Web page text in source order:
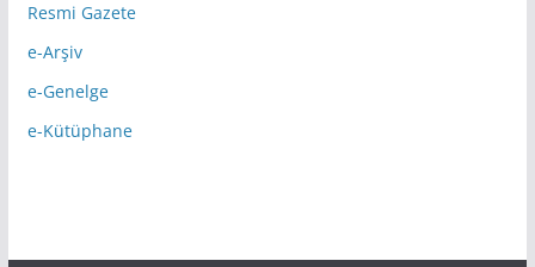
Resmi Gazete
e-Arşiv
e-Genelge
e-Kütüphane